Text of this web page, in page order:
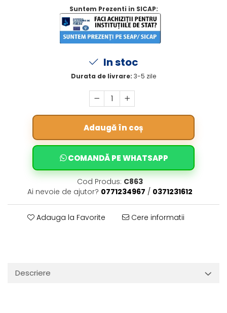
Suntem Prezenti in SICAP:
In stoc
Durata de livrare: 3-5 zile
Adaugă în coș
COMANDĂ PE WHATSAPP
Cod Produs: C863
Ai nevoie de ajutor? 0771234967 / 0371231612
Adauga la Favorite Cere informatii
Descriere